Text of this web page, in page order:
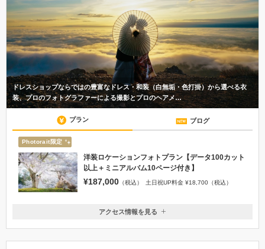
ドレスショップならではの豊富なドレス・和装（白無垢・色打掛）から選べる衣
装、プロのフォトグラファーによる撮影とプロのヘアメ…
プラン ブログ
Photorait限定
洋装ロケーションフォトプラン【データ100カット
以上＋ミニアルバム10ページ付き】
¥187,000 （税込） 土日祝UP料金 ¥18,700（税込）
福島県郡山市八山田西4-151
アクセス情報を見る